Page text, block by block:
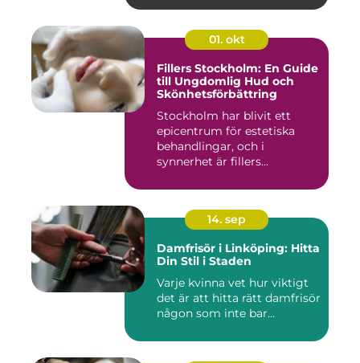
01. okt
Fillers Stockholm: En Guide
till Ungdomlig Hud och
Skönhetsförbättring
Stockholm har blivit ett
epicentrum för estetiska
behandlingar, och i
synnerhet är fillers...
14. sep
Damfrisör i Linköping: Hitta
Din Stil i Staden
Varje kvinna vet hur viktigt
det är att hitta rätt damfrisör
någon som inte bar...